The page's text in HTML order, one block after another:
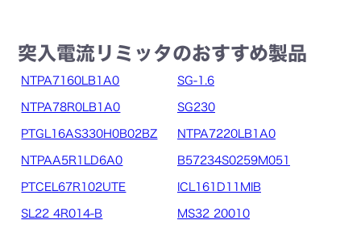
突入電流リミッタのおすすめ製品
NTPA7160LB1A0 SG-1.6
NTPA78R0LB1A0 SG230
PTGL16AS330H0B02BZ NTPA7220LB1A0
NTPAA5R1LD6A0 B57234S0259M051
PTCEL67R102UTE ICL161D11MIB
SL22 4R014-B MS32 20010